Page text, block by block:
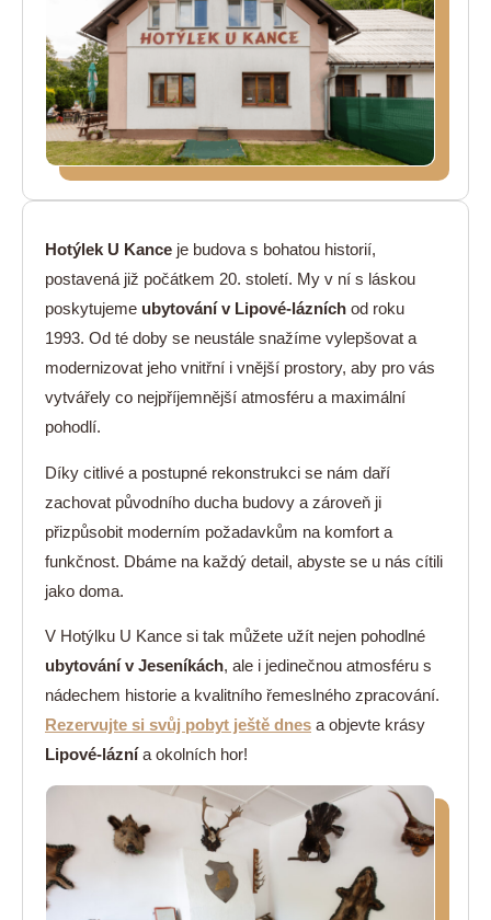
Hotýlek U Kance je budova s bohatou historií,
postavená již počátkem 20. století. My v ní s láskou
poskytujeme ubytování v Lipové-lázních od roku
1993. Od té doby se neustále snažíme vylepšovat a
modernizovat jeho vnitřní i vnější prostory, aby pro vás
vytvářely co nejpříjemnější atmosféru a maximální
pohodlí.
Díky citlivé a postupné rekonstrukci se nám daří
zachovat původního ducha budovy a zároveň ji
přizpůsobit moderním požadavkům na komfort a
funkčnost. Dbáme na každý detail, abyste se u nás cítili
jako doma.
V Hotýlku U Kance si tak můžete užít nejen pohodlné
ubytování v Jeseníkách, ale i jedinečnou atmosféru s
nádechem historie a kvalitního řemeslného zpracování.
Rezervujte si svůj pobyt ještě dnes a objevte krásy
Lipové-láznía okolních hor!